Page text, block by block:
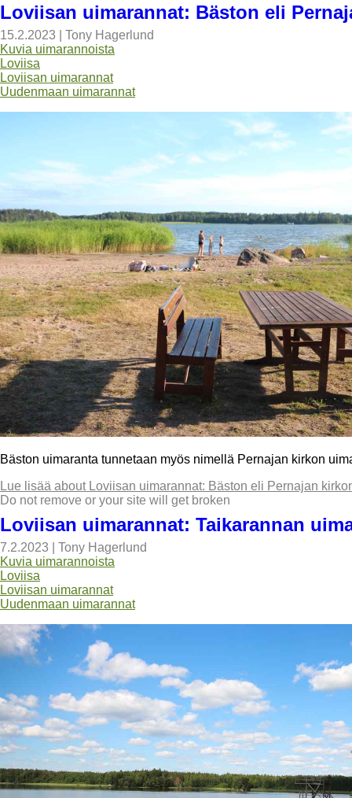
Loviisan uimarannat: Bäston eli
15.2.2023
Tony Hagerlund
Kuvia uimarannoista
Loviisa
Loviisan uimarannat
Uudenmaan uimarannat
Bäston uimaranta tunnetaan myös nimellä Pernajan kirkon
Lue lisää about Loviisan uimarannat: Bäston eli Pernajan
Do not remove or your site will get broken
Loviisan uimarannat: Taikarannan
7.2.2023
Tony Hagerlund
Kuvia uimarannoista
Loviisa
Loviisan uimarannat
Uudenmaan uimarannat